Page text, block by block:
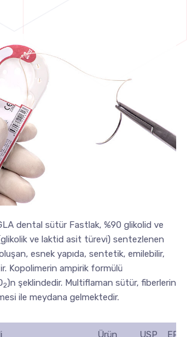
dental sütür Fastlak, %90 glikolid ve
ve laktid asit türevi) sentezlenen
esnek yapıda, sentetik, emilebilir,
Kopolimerin ampirik formülü
2)n şeklindedir. Multiflaman sütür, fiberlerin
ile meydana gelmektedir.
Ürün
USP EP